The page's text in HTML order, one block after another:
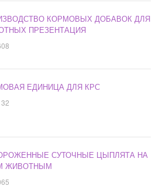
КОРМОВЫХ ДОБАВОК ДЛЯ
ПРЕЗЕНТАЦИЯ
ЕДИНИЦА ДЛЯ КРС
СУТОЧНЫЕ ЦЫПЛЯТА НА
ЖИВОТНЫМ